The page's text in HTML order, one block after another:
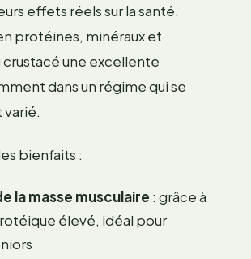
effets réels sur la santé.
protéines, minéraux et
une excellente
dans un régime qui se
bienfaits :
la masse musculaire : grâce à
élevé, idéal pour